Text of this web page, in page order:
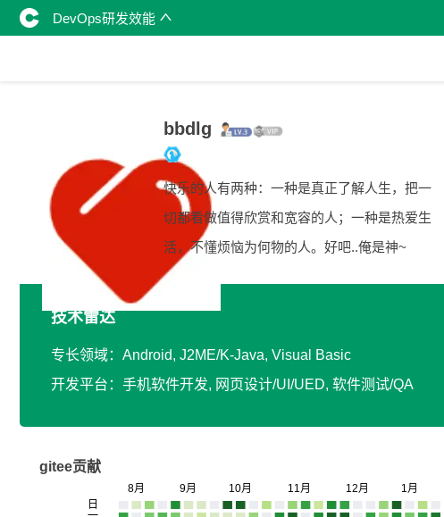
DevOps研发效能
bbdlg
快乐的人有两种：一种是真正了解人生，把一
切都看做值得欣赏和宽容的人；一种是热爱生
活，不懂烦恼为何物的人。好吧..俺是神~
技术雷达
专长领域：Android, J2ME/K-Java, Visual Basic
开发平台：手机软件开发, 网页设计/UI/UED, 软件测试/QA
gitee贡献